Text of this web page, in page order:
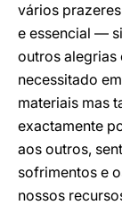
vários
e essencial —
outros alegrias
necessitado
materiais mas
exactamente
aos outros,
sofrimentos e
nossos